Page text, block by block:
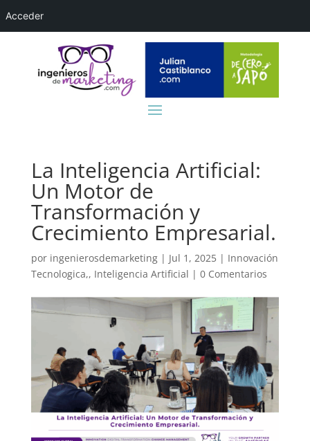
La Inteligencia Artificial:
Un Motor de
Transformación y
Crecimiento Empresarial.
por ingenierosdemarketing| Jul 1, 2025| Innovación
Tecnologica,, Inteligencia Artificial | 0 Comentarios
Acceder